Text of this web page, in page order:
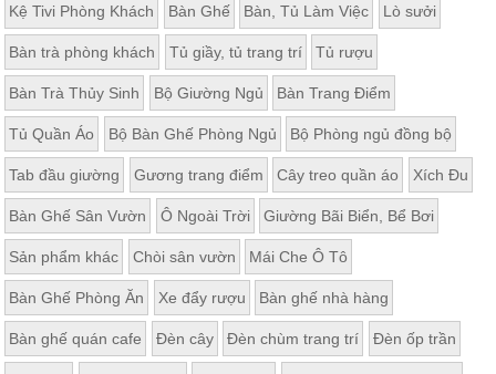
Kệ Tivi Phòng Khách Bàn Ghế Bàn, Tủ Làm Việc Lò sưởi
Bàn trà phòng khách Tủ giầy, tủ trang trí Tủ rượu
Bàn Trà Thủy Sinh Bộ Giường Ngủ Bàn Trang Điểm
Tủ Quần Áo Bộ Bàn Ghế Phòng Ngủ Bộ Phòng ngủ đồng bộ
Tab đầu giường Gương trang điểm Cây treo quần áo Xích Đu
Bàn Ghế Sân Vườn Ô Ngoài Trời Giường Bãi Biển, Bể Bơi
Sản phẩm khác Chòi sân vườn Mái Che Ô Tô
Bàn Ghế Phòng Ăn Xe đẩy rượu Bàn ghế nhà hàng
Bàn ghế quán cafe Đèn cây Đèn chùm trang trí Đèn ốp trần